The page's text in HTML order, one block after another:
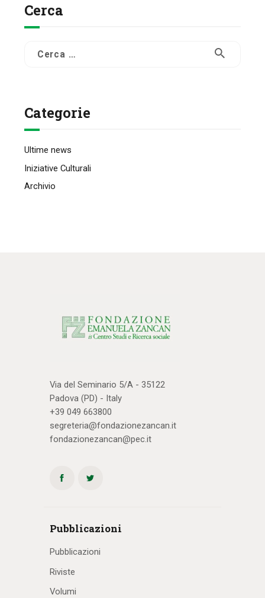
Cerca
Categorie
Ultime news
Iniziative Culturali
Archivio
Via del Seminario 5/A - 35122
Padova (PD) - Italy
+39 049 663800
segreteria@fondazionezancan.it
fondazionezancan@pec.it
Pubblicazioni
Pubblicazioni
Riviste
Volumi